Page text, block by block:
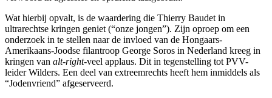
Wat hierbij opvalt, is de waardering die Thierry Baudet in
ultrarechtse kringen geniet (“onze jongen”). Zijn oproep om een
onderzoek in te stellen naar de invloed van de Hongaars-
Amerikaans-Joodse filantroop George Soros in Nederland kreeg in
kringen van alt-right-veel applaus. Dit in tegenstelling tot PVV-
leider Wilders. Een deel van extreemrechts heeft hem inmiddels als
“Jodenvriend” afgeserveerd.